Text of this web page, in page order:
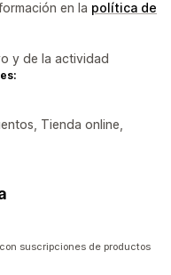
en la política de
y de la actividad
Tienda online,
suscripciones de productos